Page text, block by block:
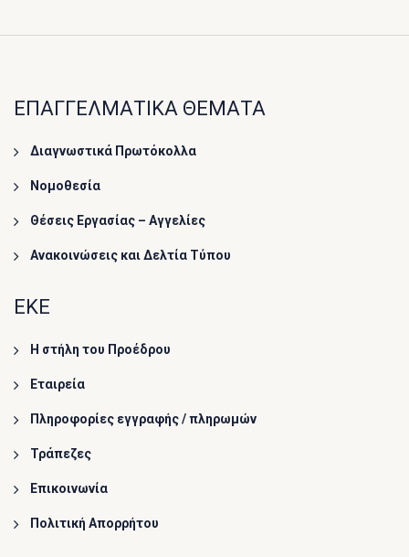
ΕΠΑΓΓΕΛΜΑΤΙΚΑ ΘΕΜΑΤΑ
Διαγνωστικά Πρωτόκολλα
Νομοθεσία
Θέσεις Εργασίας – Αγγελίες
Ανακοινώσεις και Δελτία Τύπου
ΕΚΕ
Η στήλη του Προέδρου
Εταιρεία
Πληροφορίες εγγραφής / πληρωμών
Τράπεζες
Επικοινωνία
Πολιτική Απορρήτου